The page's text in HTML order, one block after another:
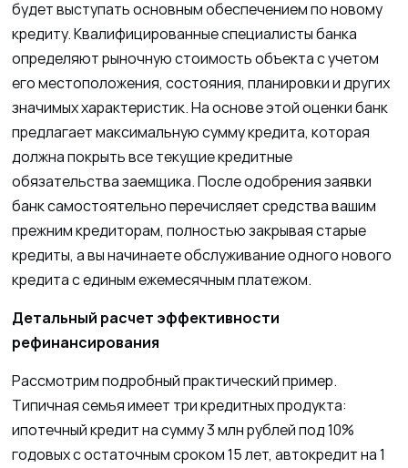
будет выступать основным обеспечением по новому
кредиту. Квалифицированные специалисты банка
определяют рыночную стоимость объекта с учетом
его местоположения, состояния, планировки и других
значимых характеристик. На основе этой оценки банк
предлагает максимальную сумму кредита, которая
должна покрыть все текущие кредитные
обязательства заемщика. После одобрения заявки
банк самостоятельно перечисляет средства вашим
прежним кредиторам, полностью закрывая старые
кредиты, а вы начинаете обслуживание одного нового
кредита с единым ежемесячным платежом.
Детальный расчет эффективности
рефинансирования
Рассмотрим подробный практический пример.
Типичная семья имеет три кредитных продукта:
ипотечный кредит на сумму 3 млн рублей под 10%
годовых с остаточным сроком 15 лет, автокредит на 1